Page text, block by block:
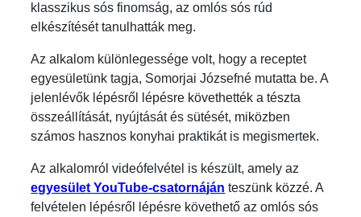
klasszikus sós finomság, az omlós sós rúd
elkészítését tanulhatták meg.
Az alkalom különlegessége volt, hogy a receptet
egyesületünk tagja, Somorjai Józsefné mutatta be. A
jelenlévők lépésről lépésre követhették a tészta
összeállítását, nyújtását és sütését, miközben
számos hasznos konyhai praktikát is megismertek.
Az alkalomról videófelvétel is készült, amely az
egyesület YouTube-csatornáján teszünk közzé. A
felvételen lépésről lépésre követhető az omlós sós